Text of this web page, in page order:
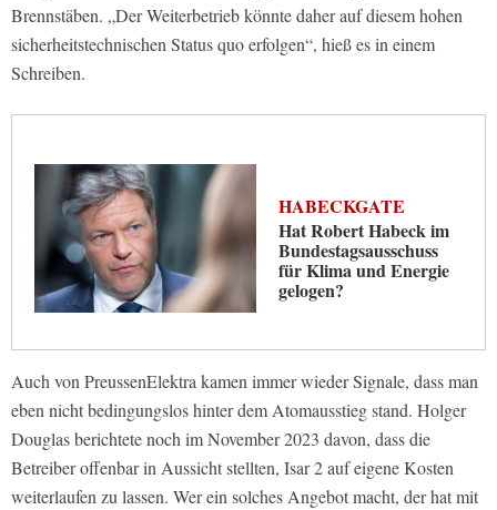
Brennstäben. „Der Weiterbetrieb könnte daher auf diesem hohen
sicherheitstechnischen Status quo erfolgen“, hieß es in einem
Schreiben.
HABECKGATE
Hat Robert Habeck im
Bundestagsausschuss
für Klima und Energie
gelogen?
Auch von PreussenElektra kamen immer wieder Signale, dass man
eben nicht bedingungslos hinter dem Atomausstieg stand. Holger
Douglas berichtete noch im November 2023 davon, dass die
Betreiber offenbar in Aussicht stellten, Isar 2 auf eigene Kosten
weiterlaufen zu lassen. Wer ein solches Angebot macht, der hat mit